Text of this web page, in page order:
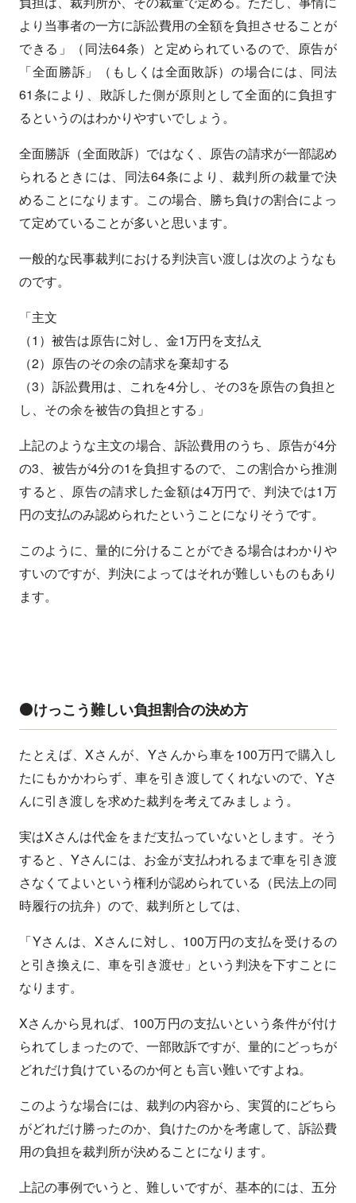
より当事者の一方に訴訟費用の全額を負担させることが
できる」（同法64条）と定められているので、原告が
「全面勝訴」（もしくは全面敗訴）の場合には、同法
61条により、敗訴した側が原則として全面的に負担す
るというのはわかりやすいでしょう。
全面勝訴（全面敗訴）ではなく、原告の請求が一部認め
られるときには、同法64条により、裁判所の裁量で決
めることになります。この場合、勝ち負けの割合によっ
て定めていることが多いと思います。
一般的な民事裁判における判決言い渡しは次のようなも
のです。
「主文
（1）被告は原告に対し、金1万円を支払え
（2）原告のその余の請求を棄却する
（3）訴訟費用は、これを4分し、その3を原告の負担と
し、その余を被告の負担とする」
上記のような主文の場合、訴訟費用のうち、原告が4分
の3、被告が4分の1を負担するので、この割合から推測
すると、原告の請求した金額は4万円で、判決では1万
円の支払のみ認められたということになりそうです。
このように、量的に分けることができる場合はわかりや
すいのですが、判決によってはそれが難しいものもあり
ます。
⚫️けっこう難しい負担割合の決め方
たとえば、Xさんが、Yさんから車を100万円で購入し
たにもかかわらず、車を引き渡してくれないので、Yさ
んに引き渡しを求めた裁判を考えてみましょう。
実はXさんは代金をまだ支払っていないとします。そう
すると、Yさんには、お金が支払われるまで車を引き渡
さなくてよいという権利が認められている（民法上の同
時履行の抗弁）ので、裁判所としては、
「Yさんは、Xさんに対し、100万円の支払を受けるの
と引き換えに、車を引き渡せ」という判決を下すことに
なります。
Xさんから見れば、100万円の支払いという条件が付け
られてしまったので、一部敗訴ですが、量的にどっちが
どれだけ負けているのか何とも言い難いですよね。
このような場合には、裁判の内容から、実質的にどちら
がどれだけ勝ったのか、負けたのかを考慮して、訴訟費
用の負担を裁判所が決めることになります。
上記の事例でいうと、難しいですが、基本的には、五分